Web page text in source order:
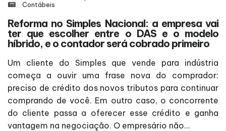
Contábeis
Reforma no Simples Nacional: a empresa vai
ter que escolher entre o DAS e o modelo
híbrido, e o contador será cobrado primeiro
Um cliente do Simples que vende para indústria
começa a ouvir uma frase nova do comprador:
preciso de crédito dos novos tributos para continuar
comprando de você. Em outro caso, o concorrente
do cliente passa a oferecer esse crédito e ganha
vantagem na negociação. O empresário não...